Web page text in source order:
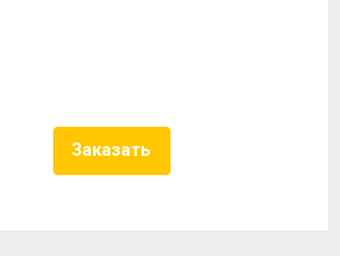
Заказать